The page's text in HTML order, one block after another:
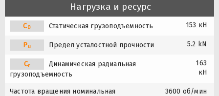
Нагрузка и ресурс
C0 Статическая грузоподъемность 153 кН
Pu Предел усталостной прочности 5.2 kN
Cr
Динамическая радиальная
грузоподъемность
163
кН
Частота вращения номинальная 3600 об/мин